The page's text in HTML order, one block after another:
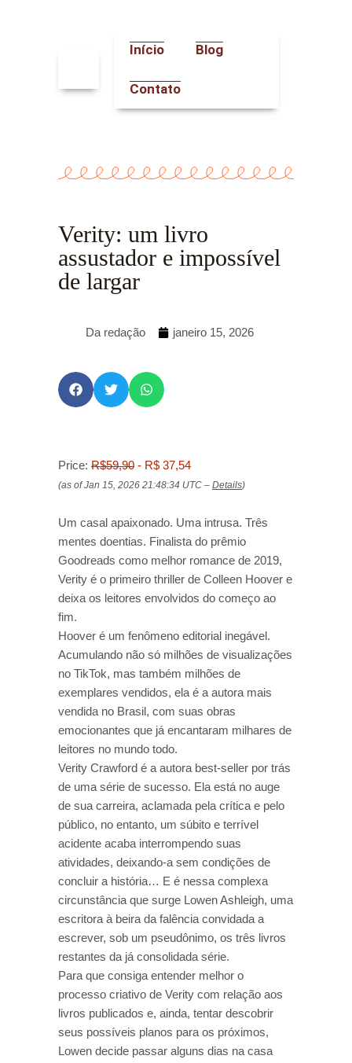
Início Blog
Contato
Verity: um livro
assustador e impossível
de largar
Da redação janeiro 15, 2026
Price: R$59,90 - R$ 37,54
(as of Jan 15, 2026 21:48:34 UTC – Details)
Um casal apaixonado. Uma intrusa. Três
mentes doentias. Finalista do prêmio
Goodreads como melhor romance de 2019,
Verity é o primeiro thriller de Colleen Hoover e
deixa os leitores envolvidos do começo ao
fim.
Hoover é um fenômeno editorial inegável.
Acumulando não só milhões de visualizações
no TikTok, mas também milhões de
exemplares vendidos, ela é a autora mais
vendida no Brasil, com suas obras
emocionantes que já encantaram milhares de
leitores no mundo todo.
Verity Crawford é a autora best-seller por trás
de uma série de sucesso. Ela está no auge
de sua carreira, aclamada pela crítica e pelo
público, no entanto, um súbito e terrível
acidente acaba interrompendo suas
atividades, deixando-a sem condições de
concluir a história… E é nessa complexa
circunstância que surge Lowen Ashleigh, uma
escritora à beira da falência convidada a
escrever, sob um pseudônimo, os três livros
restantes da já consolidada série.
Para que consiga entender melhor o
processo criativo de Verity com relação aos
livros publicados e, ainda, tentar descobrir
seus possíveis planos para os próximos,
Lowen decide passar alguns dias na casa